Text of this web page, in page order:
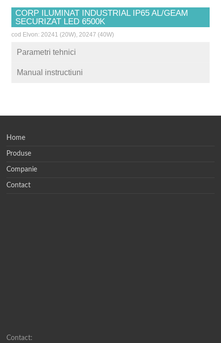
CORP ILUMINAT INDUSTRIAL IP65 AL/GEAM
SECURIZAT LED 6500K
cod Elvon: 20241 (20W), 20247 (40W)
Parametri tehnici
Manual instructiuni
Home
Produse
Companie
Contact
Contact: